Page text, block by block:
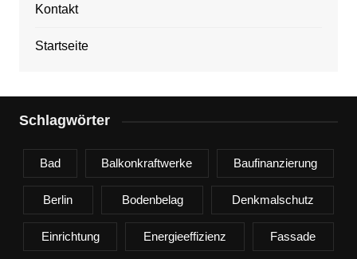
Kontakt
Startseite
Schlagwörter
Bad Balkonkraftwerke Baufinanzierung
Berlin Bodenbelag Denkmalschutz
Einrichtung Energieeffizienz Fassade